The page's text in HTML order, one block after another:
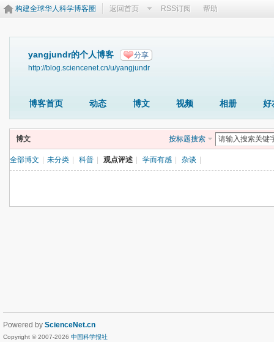
构建全球华人科学博客圈 返回首页 RSS订阅 帮助
yangjundr的个人博客 分享
http://blog.sciencenet.cn/u/yangjundr
博客首页 动态 博文 视频 相册 好
博文 按标题搜索
全部博文 未分类 科普 观点评述 学而有感 杂谈
Powered by ScienceNet.cn
Copyright © 2007-2026 中国科学报社